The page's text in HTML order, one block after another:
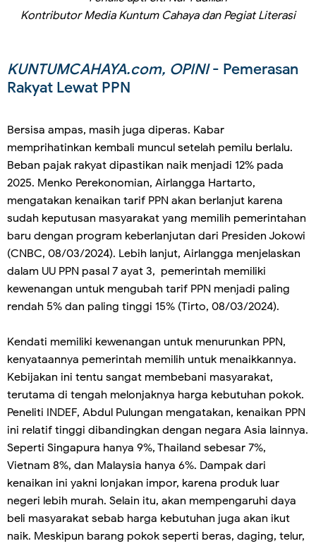
Kontributor Media Kuntum Cahaya dan Pegiat Literasi
KUNTUMCAHAYA.com, OPINI- Pemerasan
Rakyat Lewat PPN
Bersisa ampas, masih juga diperas. Kabar
memprihatinkan kembali muncul setelah pemilu berlalu.
Beban pajak rakyat dipastikan naik menjadi 12% pada
2025. Menko Perekonomian, Airlangga Hartarto,
mengatakan kenaikan tarif PPN akan berlanjut karena
sudah keputusan masyarakat yang memilih pemerintahan
baru dengan program keberlanjutan dari Presiden Jokowi
(CNBC, 08/03/2024). Lebih lanjut, Airlangga menjelaskan
dalam UU PPN pasal 7 ayat 3, pemerintah memiliki
kewenangan untuk mengubah tarif PPN menjadi paling
rendah 5% dan paling tinggi 15% (Tirto, 08/03/2024).
Kendati memiliki kewenangan untuk menurunkan PPN,
kenyataannya pemerintah memilih untuk menaikkannya.
Kebijakan ini tentu sangat membebani masyarakat,
terutama di tengah melonjaknya harga kebutuhan pokok.
Peneliti INDEF, Abdul Pulungan mengatakan, kenaikan PPN
ini relatif tinggi dibandingkan dengan negara Asia lainnya.
Seperti Singapura hanya 9%, Thailand sebesar 7%,
Vietnam 8%, dan Malaysia hanya 6%. Dampak dari
kenaikan ini yakni lonjakan impor, karena produk luar
negeri lebih murah. Selain itu, akan mempengaruhi daya
beli masyarakat sebab harga kebutuhan juga akan ikut
naik. Meskipun barang pokok seperti beras, daging, telur,